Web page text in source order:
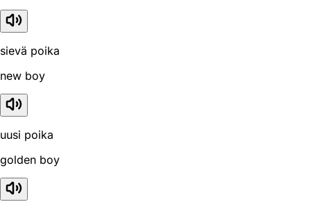
sievä poika
new boy
uusi poika
golden boy